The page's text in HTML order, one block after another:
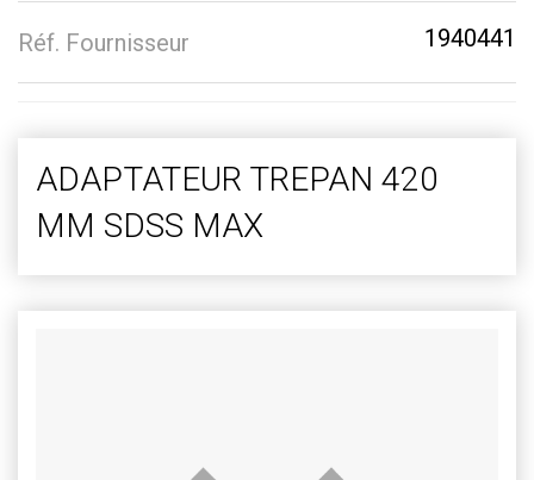
Réf. Fournisseur 1940441
ADAPTATEUR TREPAN 420
MM SDSS MAX